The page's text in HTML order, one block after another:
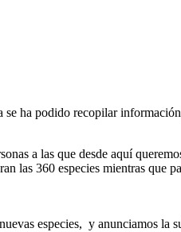
ha podido recopilar
a las que desde aquí
las 360 especies mientras que
especies, y anunciamos la